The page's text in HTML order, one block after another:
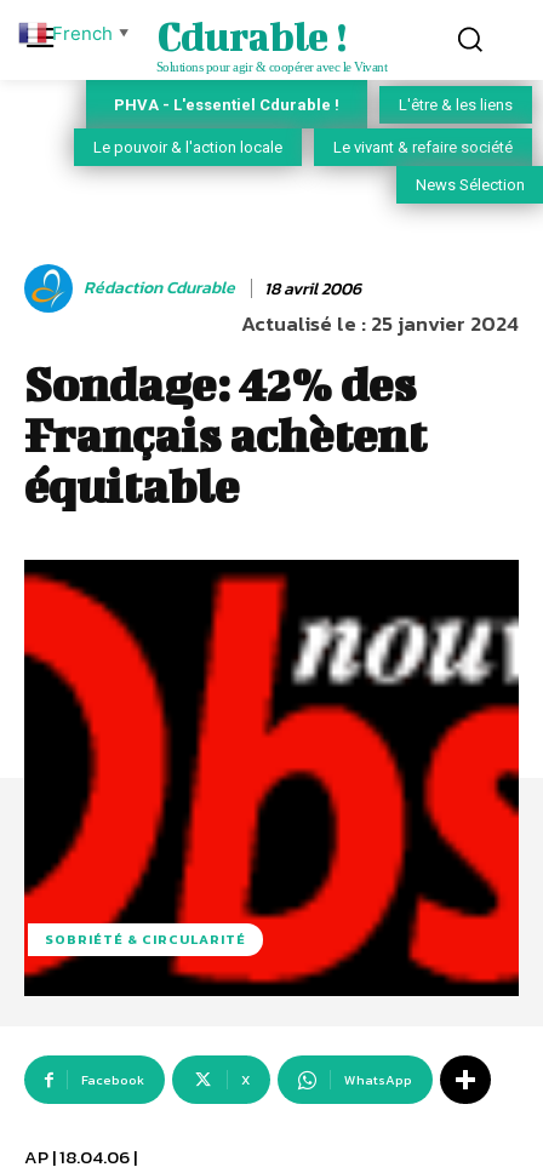
Cdurable !
Solutions pour agir & coopérer avec le Vivant
PHVA - L'essentiel Cdurable ! L'être & les liens
Le pouvoir & l'action locale Le vivant & refaire société
News Sélection
Rédaction Cdurable 18 avril 2006
Actualisé le :25 janvier 2024
Sondage: 42% des
Français achètent
équitable
SOBRIÉTÉ & CIRCULARITÉ
Facebook X WhatsApp
AP | 18.04.06 |
French ▼